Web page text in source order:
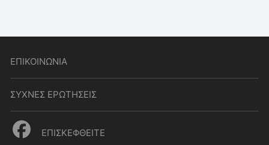
ΕΠΙΚΟΙΝΩΝΙΑ
ΣΥΧΝΕΣ ΕΡΩΤΗΣΕΙΣ
ΕΠΙΣΚΕΦΘΕΙΤΕ